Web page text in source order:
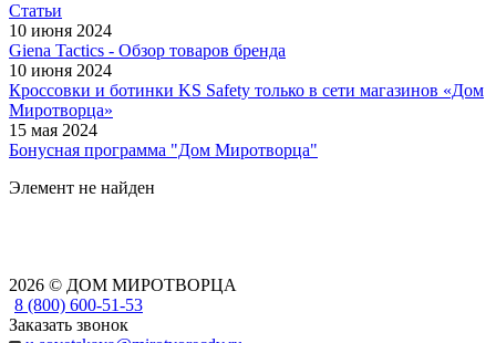
Статьи
10 июня 2024
Giena Tactics - Обзор товаров бренда
10 июня 2024
Кроссовки и ботинки KS Safety только в сети магазинов «Дом
Миротворца»
15 мая 2024
Бонусная программа "Дом Миротворца"
Элемент не найден
2026 © ДОМ МИРОТВОРЦА
8 (800) 600-51-53
Заказать звонок